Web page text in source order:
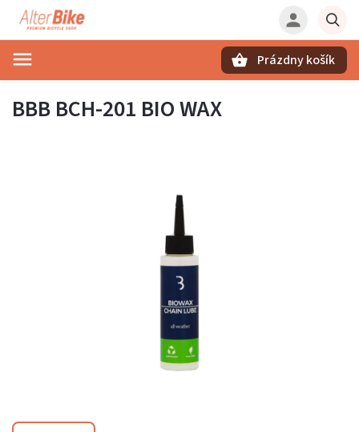
Prázdny košík
BBB BCH-201 BIO WAX